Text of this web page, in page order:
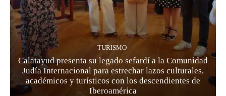
TURISMO
Calatayud presenta su legado sefardí a la Comunidad
Judía Internacional para estrechar lazos culturales,
académicos y turísticos con los descendientes de
Iberoamérica